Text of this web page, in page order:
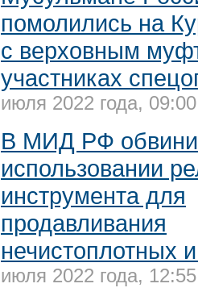
помолились на
с верховным
участниках
июля 2022 года, 09:00
В МИД РФ
использовании
инструмента для
продавливания
нечистоплотных
июля 2022 года, 12:55